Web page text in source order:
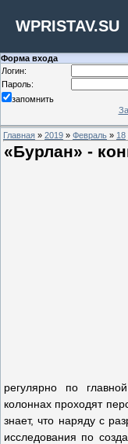
WPRISTAV.SU
Форма входа
Логин:
Пароль:
запомнить
Главная » 2019 » Февраль » 18
«Бурлан» -
регулярно по
колоннах проходят
знает, что наряду с
исследования по